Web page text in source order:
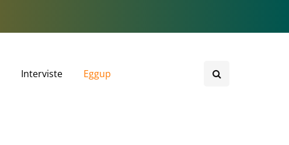
Interviste Eggup